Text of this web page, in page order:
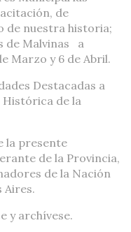
de
de nuestra historia;
de Malvinas a
Marzo y 6 de Abril.
Destacadas a
de la
la presente
de la Provincia,
de la Nación
Aires.
y archívese.